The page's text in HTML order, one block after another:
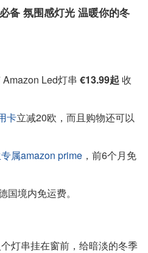
备 氛围感灯光 温暖你的冬
Led灯串 €13.99起 收
卡立减20欧，而且购物还可以
属amazon prime ，前6个月免
国境内免运费。
灯串挂在窗前，给暗淡的冬季